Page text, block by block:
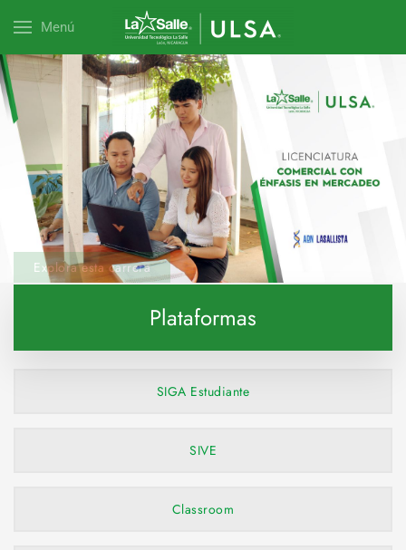
Menú
Explora esta carrera
Plataformas
SIGA Estudiante
SIVE
Classroom